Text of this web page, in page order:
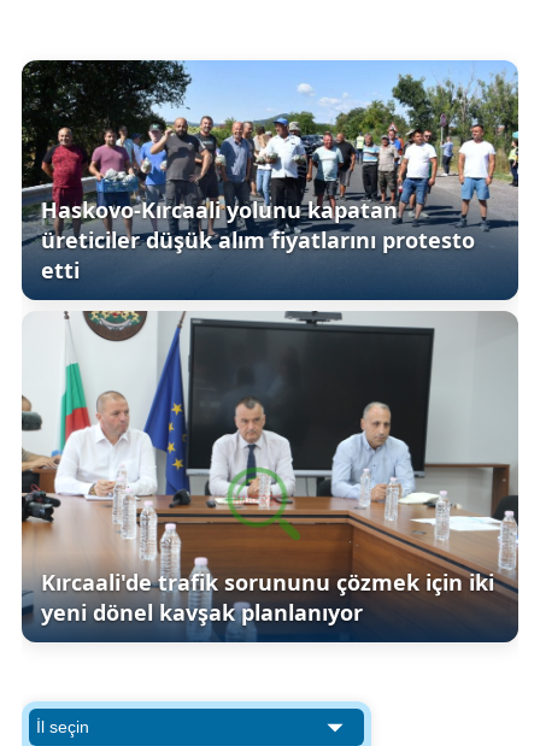
Haskovo-Kırcaali yolunu kapatan
üreticiler düşük alım fiyatlarını protesto
etti
Kırcaali'de trafik sorununu çözmek için iki
yeni dönel kavşak planlanıyor